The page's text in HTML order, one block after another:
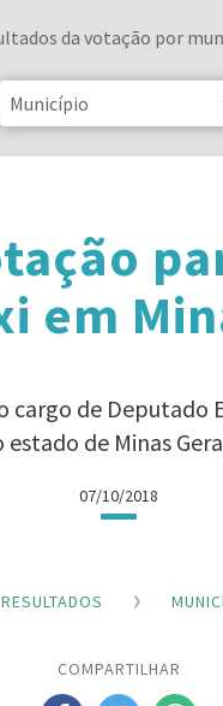
da votação por
em
de Deputado
de Minas
07/10/2018
RESULTADOS
COMPARTILHAR